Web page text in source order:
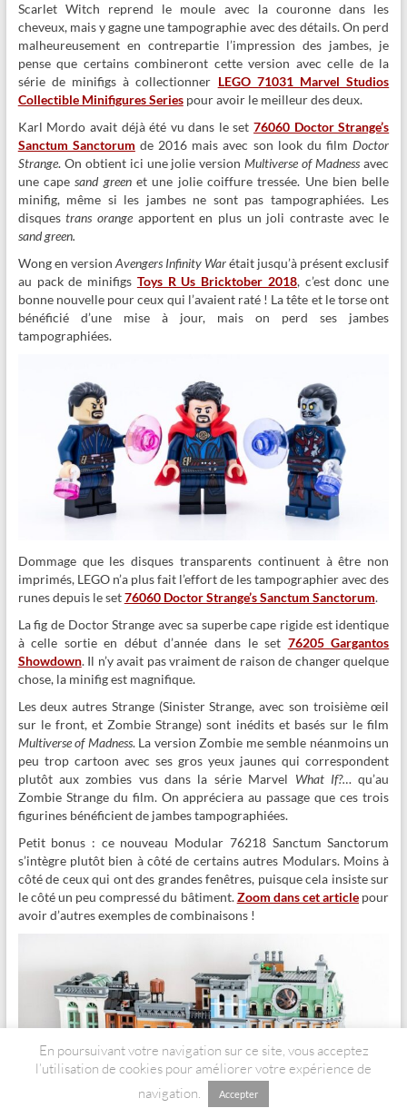
Scarlet Witch reprend le moule avec la couronne dans les
cheveux, mais y gagne une tampographie avec des détails. On perd
malheureusement en contrepartie l’impression des jambes, je
pense que certains combineront cette version avec celle de la
série de minifigs à collectionner LEGO 71031 Marvel Studios
Collectible Minifigures Seriespour avoir le meilleur des deux.
Karl Mordo avait déjà été vu dans le set76060 Doctor Strange’s
Sanctum Sanctorum de 2016 mais avec son look du filmDoctor
Strange. On obtient ici une jolie versionMultiverse of Madness avec
une capesand greenet une jolie coiffure tressée. Une bien belle
minifig, même si les jambes ne sont pas tampographiées. Les
disquestrans orange apportent en plus un joli contraste avec le
sand green.
Wong en version Avengers Infinity Warétait jusqu’à présent exclusif
au pack de minifigs Toys R Us Bricktober 2018, c’est donc une
bonne nouvelle pour ceux qui l’avaient raté ! La tête et le torse ont
bénéficié d’une mise à jour, mais on perd ses jambes
tampographiées.
Dommage que les disques transparents continuent à être non
imprimés, LEGO n’a plus fait l’effort de les tampographier avec des
runes depuis le set76060 Doctor Strange’s Sanctum Sanctorum.
La fig de Doctor Strange avec sa superbe cape rigide est identique
à celle sortie en début d’année dans le set 76205 Gargantos
Showdown. Il n’y avait pas vraiment de raison de changer quelque
chose, la minifig est magnifique.
Les deux autres Strange (Sinister Strange, avec son troisième œil
sur le front, et Zombie Strange) sont inédits et basés sur le film
Multiverse of Madness. La version Zombie me semble néanmoins un
peu trop cartoon avec ses gros yeux jaunes qui correspondent
plutôt aux zombies vus dans la série Marvel What If?… qu’au
Zombie Strange du film. On appréciera au passage que ces trois
figurines bénéficient de jambes tampographiées.
Petit bonus : ce nouveau Modular 76218 Sanctum Sanctorum
s’intègre plutôt bien à côté de certains autres Modulars. Moins à
côté de ceux qui ont des grandes fenêtres, puisque cela insiste sur
le côté un peu compressé du bâtiment.Zoom dans cet article pour
avoir d’autres exemples de combinaisons !
En poursuivant votre navigation sur ce site, vous acceptez
l’utilisation de cookies pour améliorer votre expérience de
navigation.
Accepter